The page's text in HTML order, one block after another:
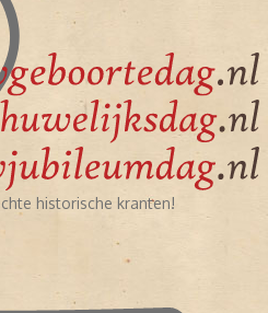
historische kranten!